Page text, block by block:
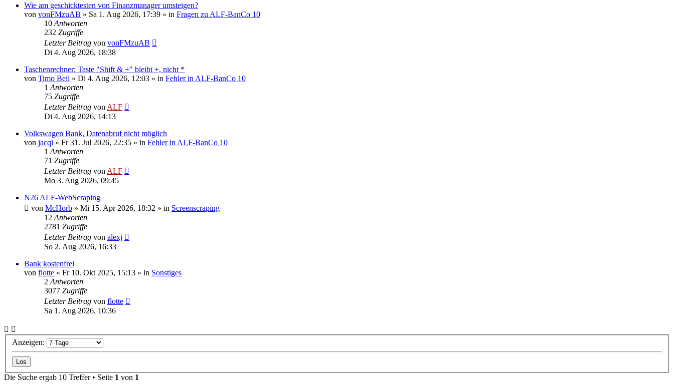
Wie am geschicktesten von Finanzmanager umsteigen?
von vonFMzuAB » Sa 1. Aug 2026, 17:39 » in Fragen zu ALF-BanCo 10
10 Antworten
232 Zugriffe
Letzter Beitrag von vonFMzuAB
Di 4. Aug 2026, 18:38
Taschenrechner: Taste "Shift & +" bleibt +, nicht *
von Timo Beil » Di 4. Aug 2026, 12:03 » in Fehler in ALF-BanCo 10
1 Antworten
75 Zugriffe
Letzter Beitrag von ALF
Di 4. Aug 2026, 14:13
Volkswagen Bank, Datenabruf nicht möglich
von jacqi » Fr 31. Jul 2026, 22:35 » in Fehler in ALF-BanCo 10
1 Antworten
71 Zugriffe
Letzter Beitrag von ALF
Mo 3. Aug 2026, 09:45
N26 ALF-WebScraping
von McHorb » Mi 15. Apr 2026, 18:32 » in Screenscraping
12 Antworten
2781 Zugriffe
Letzter Beitrag von alexj
So 2. Aug 2026, 16:33
Bank kostenfrei
von flotte » Fr 10. Okt 2025, 15:13 » in Sonstiges
2 Antworten
3077 Zugriffe
Letzter Beitrag von flotte
Sa 1. Aug 2026, 10:36
Anzeigen:
Die Suche ergab 10 Treffer • Seite 1 von 1